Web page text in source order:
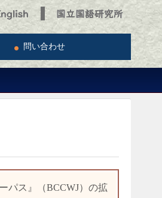
問い合わせ
パス』（BCCWJ）の拡